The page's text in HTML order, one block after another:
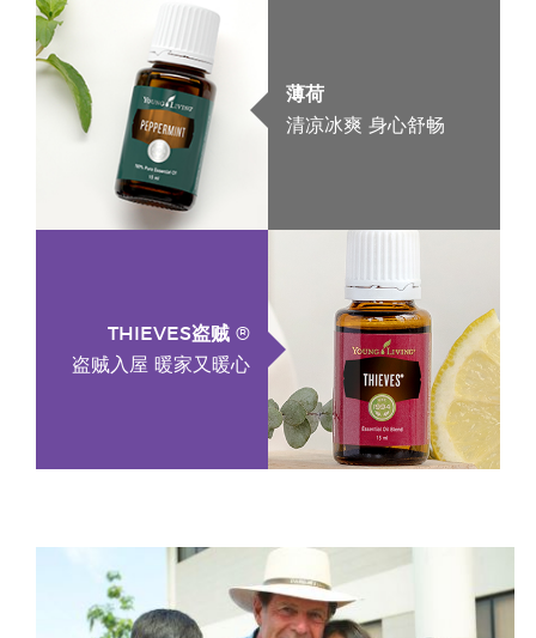
薄荷
清凉冰爽 身心舒畅
THIEVES盗贼 ®
盗贼入屋 暖家又暖心